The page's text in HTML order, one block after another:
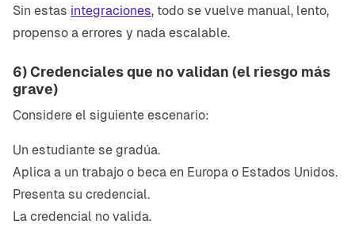
Sin estas integraciones, todo se vuelve manual, lento,
propenso a errores y nada escalable.
6) Credenciales que no validan (el riesgo más
grave)
Considere el siguiente escenario:
Un estudiante se gradúa.
Aplica a un trabajo o beca en Europa o Estados Unidos.
Presenta su credencial.
La credencial no valida.